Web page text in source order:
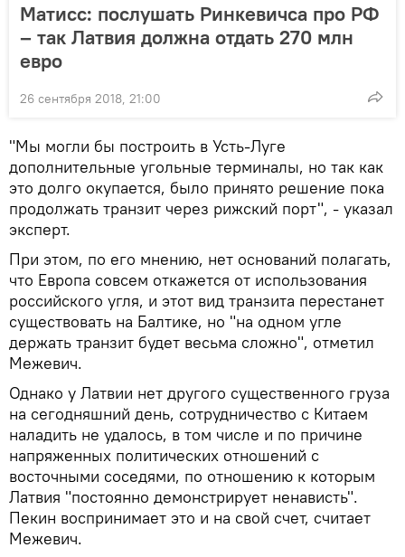
Матисс: послушать Ринкевичса про РФ
– так Латвия должна отдать 270 млн
евро
26 сентября 2018, 21:00
"Мы могли бы построить в Усть-Луге
дополнительные угольные терминалы, но так как
это долго окупается, было принято решение пока
продолжать транзит через рижский порт", - указал
эксперт.
При этом, по его мнению, нет оснований полагать,
что Европа совсем откажется от использования
российского угля, и этот вид транзита перестанет
существовать на Балтике, но "на одном угле
держать транзит будет весьма сложно", отметил
Межевич.
Однако у Латвии нет другого существенного груза
на сегодняшний день, сотрудничество с Китаем
наладить не удалось, в том числе и по причине
напряженных политических отношений с
восточными соседями, по отношению к которым
Латвия "постоянно демонстрирует ненависть".
Пекин воспринимает это и на свой счет, считает
Межевич.